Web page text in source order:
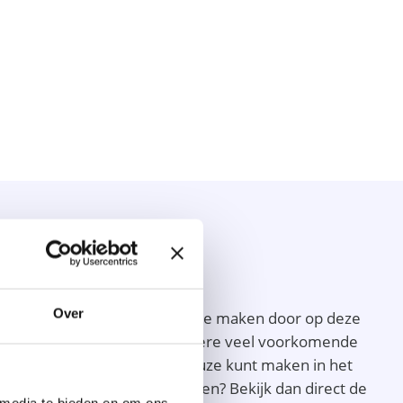
Over
zo gemakkelijk mogelijk te maken door op deze
klikt, zul je onder andere veel voorkomende
dat je een goede keuze kunt maken in het
oriëntatiegesprek inplannen? Bekijk dan direct de